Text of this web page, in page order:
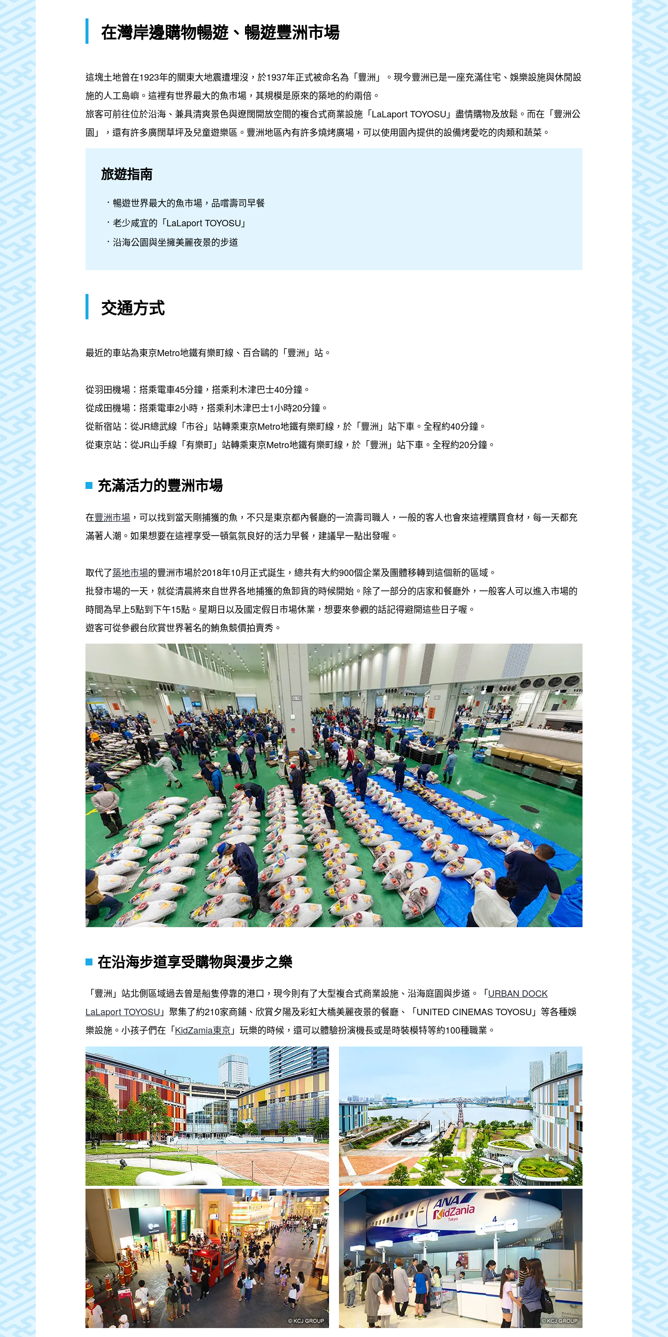
在灣岸邊購物暢遊、暢遊豐洲市場
這塊土地曾在1923年的關東大地震遭埋沒，於1937年正式被命名為「豐洲」。現今豐洲已是一座充滿住宅、娛樂設施與休閒設
施的人工島嶼。這裡有世界最大的魚市場，其規模是原來的築地的約兩倍。
旅客可前往位於沿海、兼具清爽景色與遼闊開放空間的複合式商業設施「LaLaport TOYOSU」盡情購物及放鬆。而在「豐洲公
園」，還有許多廣闊草坪及兒童遊樂區。豐洲地區內有許多燒烤廣場，可以使用園內提供的設備烤愛吃的肉類和蔬菜。
旅遊指南
暢遊世界最大的魚市場，品嚐壽司早餐
老少咸宜的「LaLaport TOYOSU」
沿海公園與坐擁美麗夜景的步道
交通方式
最近的車站為東京Metro地鐵有樂町線、百合鷗的「豐洲」站。
從羽田機場：搭乘電車45分鐘，搭乘利木津巴士40分鐘。
從成田機場：搭乘電車2小時，搭乘利木津巴士1小時20分鐘。
從新宿站：從JR總武線「市谷」站轉乘東京Metro地鐵有樂町線，於「豐洲」站下車。全程約40分鐘。
從東京站：從JR山手線「有樂町」站轉乘東京Metro地鐵有樂町線，於「豐洲」站下車。全程約20分鐘。
充滿活力的豐洲市場
在豐洲市場 ，可以找到當天剛捕獲的魚，不只是東京都內餐廳的一流壽司職人，一般的客人也會來這裡購買食材，每一天都充
滿著人潮。如果想要在這裡享受一頓氣氛良好的活力早餐，建議早一點出發喔。
取代了築地市場的豐洲市場於2018年10月正式誕生，總共有大約900個企業及團體移轉到這個新的區域。
批發市場的一天，就從清晨將來自世界各地捕獲的魚卸貨的時候開始。除了一部分的店家和餐廳外，一般客人可以進入市場的
時間為早上5點到下午15點。星期日以及國定假日市場休業，想要來參觀的話記得避開這些日子喔。
遊客可從參觀台欣賞世界著名的鮪魚競價拍賣秀。
在沿海步道享受購物與漫步之樂
「豐洲」站北側區域過去曾是船隻停靠的港口，現今則有了大型複合式商業設施、沿海庭園與步道。「URBAN DOCK
LaLaport TOYOSU 」聚集了約210家商鋪、欣賞夕陽及彩虹大橋美麗夜景的餐廳、「UNITED CINEMAS TOYOSU」等各種娛
樂設施。小孩子們在「KidZamia東京 」玩樂的時候，還可以體驗扮演機長或是時裝模特等約100種職業。